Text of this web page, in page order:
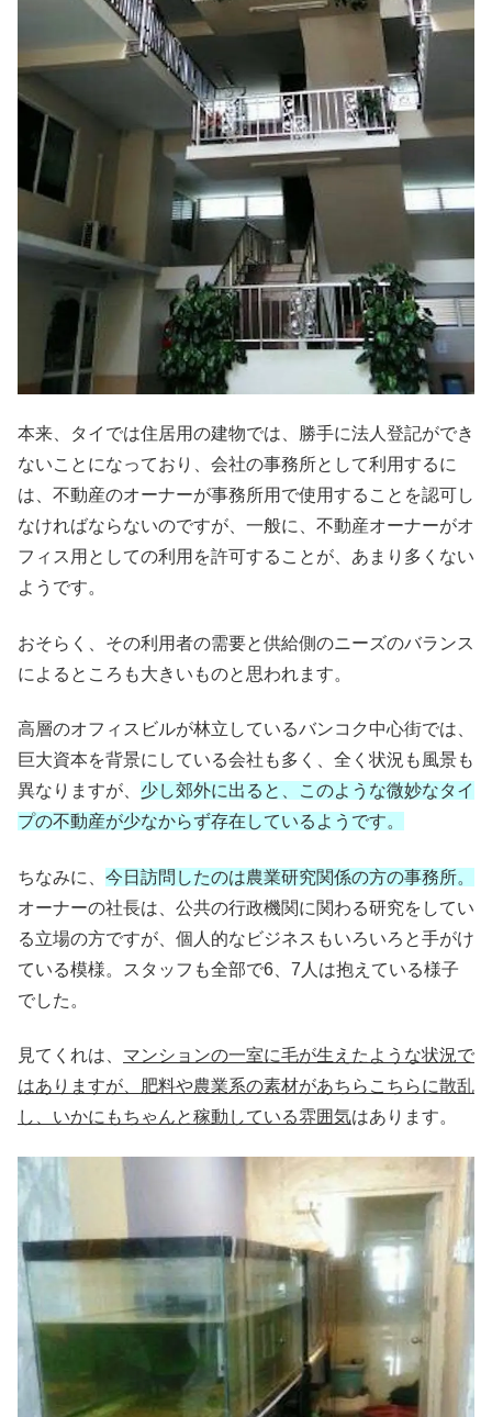
本来、タイでは住居用の建物では、勝手に法人登記ができ
ないことになっており、会社の事務所として利用するに
は、不動産のオーナーが事務所用で使用することを認可し
なければならないのですが、一般に、不動産オーナーがオ
フィス用としての利用を許可することが、あまり多くない
ようです。
おそらく、その利用者の需要と供給側のニーズのバランス
によるところも大きいものと思われます。
高層のオフィスビルが林立しているバンコク中心街では、
巨大資本を背景にしている会社も多く、全く状況も風景も
異なりますが、 少し郊外に出ると、このような微妙なタイ
プの不動産が少なからず存在しているようです。
ちなみに、 今日訪問したのは農業研究関係の方の事務所。
オーナーの社長は、公共の行政機関に関わる研究をしてい
る立場の方ですが、個人的なビジネスもいろいろと手がけ
ている模様。スタッフも全部で6、7人は抱えている様子
でした。
見てくれは、 マンションの一室に毛が生えたような状況で
はありますが、肥料や農業系の素材があちらこちらに散乱
し、いかにもちゃんと稼動している雰囲気はあります。